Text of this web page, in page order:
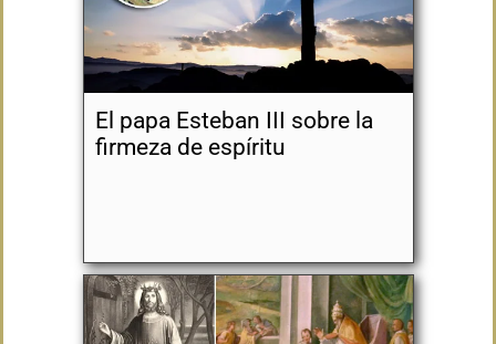
El papa Esteban III sobre la
firmeza de espíritu